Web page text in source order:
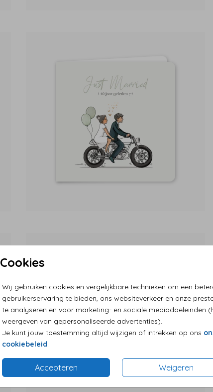
Cookies
Wij gebruiken cookies en vergelijkbare technieken om een
gebruikerservaring te bieden, ons websiteverkeer en onze
te analyseren en voor marketing- en sociale mediadoeleinden
weergeven van gepersonaliseerde advertenties).
Je kunt jouw toestemming altijd wijzigen of intrekken op ons
cookiebeleid.
Accepteren Weigeren